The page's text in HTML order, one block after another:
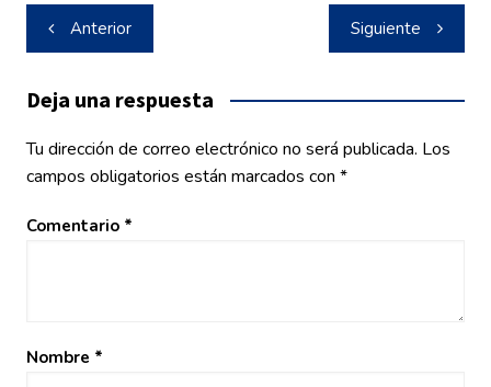
Navegación
de
entradas
Anterior Siguiente
Deja una respuesta
Tu dirección de correo electrónico no será publicada. Los
campos obligatorios están marcados con *
Comentario *
Nombre *